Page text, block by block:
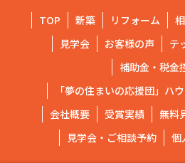
TOP 新築 リフォーム
見学会
お客様の声
テ
補助金・税金
「夢の住まいの応援団」ハ
会社概要
受賞実績
無料
見学会・ご相談予約
個